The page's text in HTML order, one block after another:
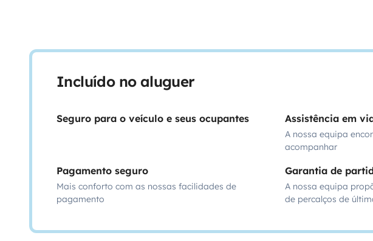
Incluído no aluguer
Seguro para o veículo e seus ocupantes Assistência em
A nossa equipa
acompanhar
Pagamento seguro
Mais conforto com as nossas facilidades de
pagamento
Garantia de
A nossa equipa
de percalços de